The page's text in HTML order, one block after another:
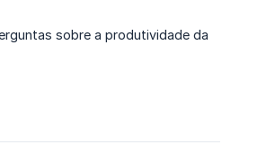
sobre a produtividade da